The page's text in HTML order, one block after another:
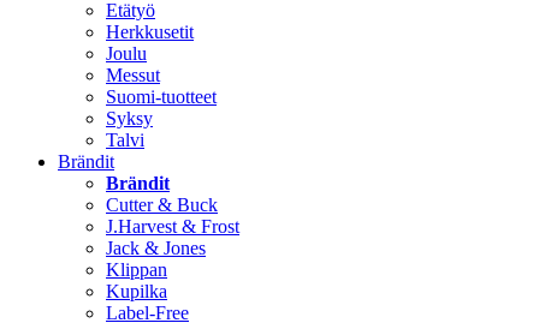
Etätyö
Herkkusetit
Joulu
Messut
Suomi-tuotteet
Syksy
Talvi
Brändit
Brändit
Cutter & Buck
J.Harvest & Frost
Jack & Jones
Klippan
Kupilka
Label-Free